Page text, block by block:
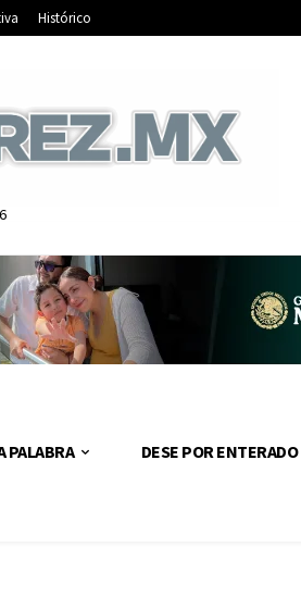
Histórico
PALABRA DESE POR ENTERADO